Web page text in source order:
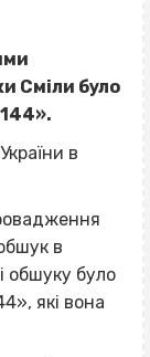
Сміли було
в
в
обшуку було
які вона